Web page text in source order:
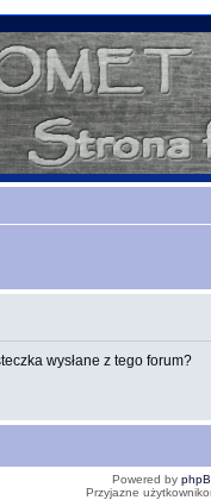
wysłane z tego forum?
Powered by
Przyjazne